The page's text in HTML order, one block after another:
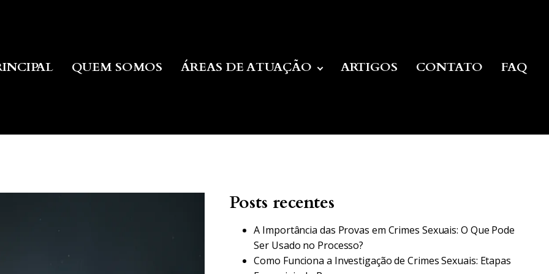
QUEM SOMOS ÁREAS DE ATUAÇÃO ARTIGOS CONTATO FAQ
Posts recentes
A Importância das Provas em Crimes Sexuais: O Que Pode
Ser Usado no Processo?
Como Funciona a Investigação de Crimes Sexuais: Etapas